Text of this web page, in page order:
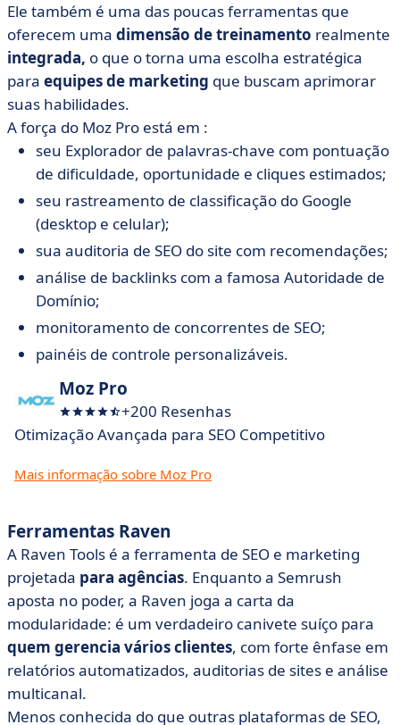
Ele também é uma das poucas ferramentas que
oferecem uma dimensão de treinamento realmente
integrada, o que o torna uma escolha estratégica
para equipes de marketing que buscam aprimorar
suas habilidades.
A força do Moz Pro está em :
seu Explorador de palavras-chave com pontuação
de dificuldade, oportunidade e cliques estimados;
seu rastreamento de classificação do Google
(desktop e celular);
sua auditoria de SEO do site com recomendações;
análise de backlinks com a famosa Autoridade de
Domínio;
monitoramento de concorrentes de SEO;
painéis de controle personalizáveis.
Moz Pro
+200 Resenhas
Otimização Avançada para SEO Competitivo
Mais informação sobre Moz Pro
Ferramentas Raven
A Raven Tools é a ferramenta de SEO e marketing
projetada para agências. Enquanto a Semrush
aposta no poder, a Raven joga a carta da
modularidade: é um verdadeiro canivete suíço para
quem gerencia vários clientes, com forte ênfase em
relatórios automatizados, auditorias de sites e análise
multicanal.
Menos conhecida do que outras plataformas de SEO,